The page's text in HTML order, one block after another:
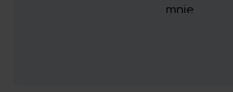
mnie.